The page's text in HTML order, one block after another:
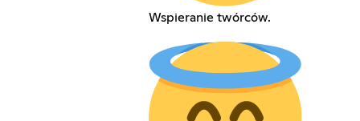
Wspieranie twórców.